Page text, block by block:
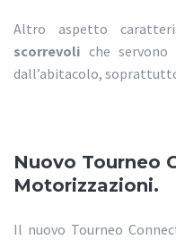
Altro aspetto
scorrevoli che
dall’abitacolo,
Nuovo Tourneo
Motorizzazioni.
Il nuovo Tourneo